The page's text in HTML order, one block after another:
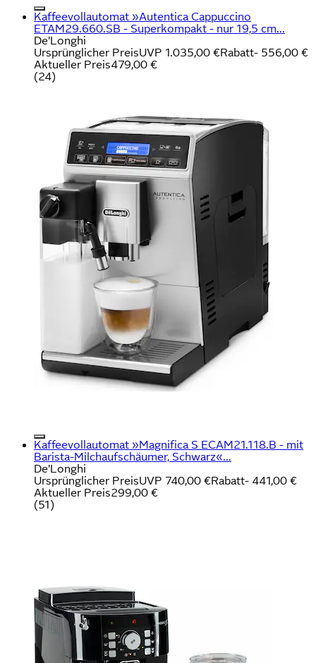
Kaffeevollautomat »Autentica Cappuccino
ETAM29.660.SB - Superkompakt - nur 19,5 cm...
De'Longhi
Ursprünglicher PreisUVP 1.035,00 €Rabatt- 556,00 €
Aktueller Preis479,00 €
(24)
Kaffeevollautomat »Magnifica S ECAM21.118.B - mit
Barista-Milchaufschäumer, Schwarz«...
De'Longhi
Ursprünglicher PreisUVP 740,00 €Rabatt- 441,00 €
Aktueller Preis299,00 €
(51)